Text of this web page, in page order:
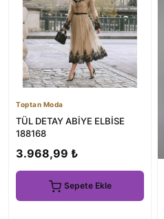
Toptan Moda
TÜL DETAY ABİYE ELBİSE
188168
3.968,99 ₺
Sepete Ekle